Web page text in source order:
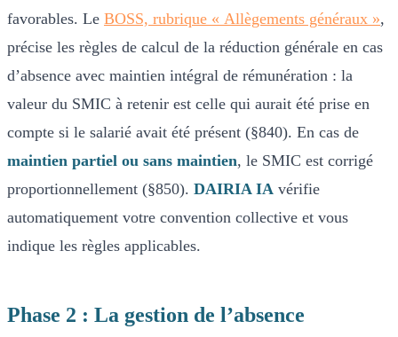
favorables. Le BOSS, rubrique « Allègements généraux »,
précise les règles de calcul de la réduction générale en cas
d’absence avec maintien intégral de rémunération : la
valeur du SMIC à retenir est celle qui aurait été prise en
compte si le salarié avait été présent (§840). En cas de
maintien partiel ou sans maintien, le SMIC est corrigé
proportionnellement (§850). DAIRIA IA vérifie
automatiquement votre convention collective et vous
indique les règles applicables.
Phase 2 : La gestion de l’absence